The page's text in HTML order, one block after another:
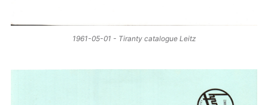
1961-05-01 - Tiranty catalogue Leitz